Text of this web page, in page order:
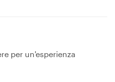
per un'esperienza